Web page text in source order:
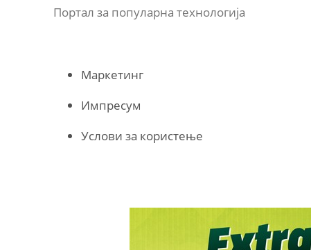
Портал за популарна технологија
Маркетинг
Импресум
Услови за користење